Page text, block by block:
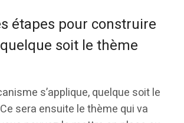
étapes pour construire
soit le thème
s’applique, quelque soit le
sera ensuite le thème qui va